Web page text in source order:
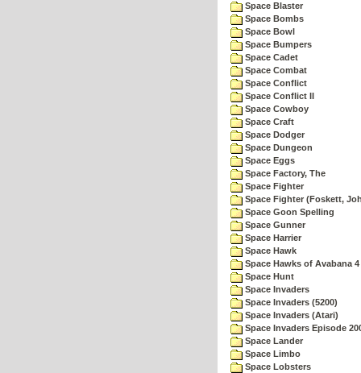
Space Blaster
Space Bombs
Space Bowl
Space Bumpers
Space Cadet
Space Combat
Space Conflict
Space Conflict II
Space Cowboy
Space Craft
Space Dodger
Space Dungeon
Space Eggs
Space Factory, The
Space Fighter
Space Fighter (Foskett,
Space Goon Spelling
Space Gunner
Space Harrier
Space Hawk
Space Hawks of Avabana 4
Space Hunt
Space Invaders
Space Invaders (5200)
Space Invaders (Atari)
Space Invaders Episode
Space Lander
Space Limbo
Space Lobsters